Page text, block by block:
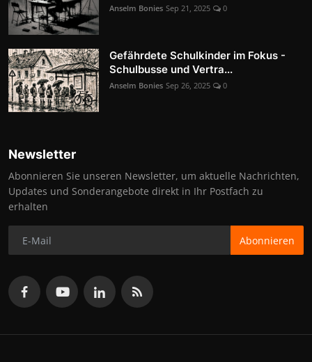
Anselm Bonies Sep 21, 2025 0
Gefährdete Schulkinder im Fokus -
Schulbusse und Vertra...
Anselm Bonies Sep 26, 2025 0
Newsletter
Abonnieren Sie unseren Newsletter, um aktuelle Nachrichten,
Updates und Sonderangebote direkt in Ihr Postfach zu
erhalten
Abonnieren